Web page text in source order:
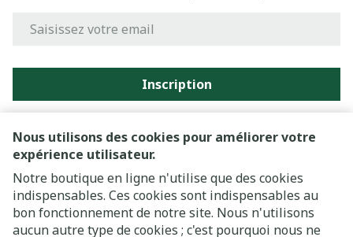
Nous utilisons des cookies pour améliorer votre
expérience utilisateur.
Notre boutique en ligne n'utilise que des cookies
indispensables. Ces cookies sont indispensables au
bon fonctionnement de notre site. Nous n'utilisons
aucun autre type de cookies ; c'est pourquoi nous ne
Inscription
En cliquant sur s'abonner, vous vous abonnez à notre
newsletter et acceptez notrepolitique de confidentialité.